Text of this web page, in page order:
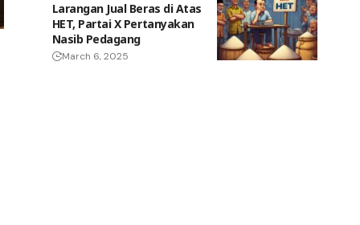
Larangan Jual Beras di Atas
HET, Partai X Pertanyakan
Nasib Pedagang
March 6, 2025